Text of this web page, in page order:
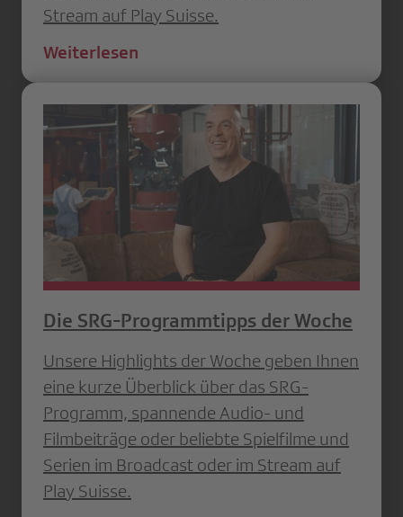
Stream auf Play Suisse.
Weiterlesen
Die SRG-Programmtipps der Woche
Unsere Highlights der Woche geben Ihnen
eine kurze Überblick über das SRG-
Programm, spannende Audio- und
Filmbeiträge oder beliebte Spielfilme und
Serien im Broadcast oder im Stream auf
Play Suisse.